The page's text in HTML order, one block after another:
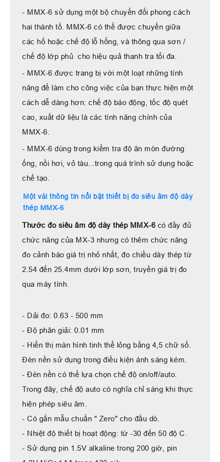
- MMX-6 sử dụng một bộ chuyển đổi phong cách
hai thành tố. MMX-6 có thể được chuyển giữa
các hố hoặc chế độ lỗ hổng, và thông qua sơn /
chế độ lớp phủ cho hiệu quả thanh tra tối đa.
- MMX-6 được trang bị với một loạt những tính
năng để làm cho công việc của bạn thực hiện một
cách dễ dàng hơn: chế độ báo động, tốc độ quét
cao, xuất dữ liệu là các tính năng chính của
MMX-6.
- MMX-6 dùng trong kiểm tra độ ăn mòn đường
ống, nồi hơi, vỏ tàu...trong quá trình sử dụng hoặc
chế tạo.
Một vài thông tin nổi bật thiết bị đo siêu âm độ dày
thép MMX-6
Thước đo siêu âm độ dày thép MMX-6có đầy đủ
chức năng của MX-3 nhưng có thêm chức năng
đo cảnh báo giá trị nhỏ nhất, đo chiều dày thép từ
2.54 đến 25.4mm dưới lớp sơn, truyền giá trị đo
qua máy tính.
- Dải đo: 0.63 - 500 mm
- Độ phân giải: 0.01 mm
- Hiển thị màn hình tinh thể lỏng bằng 4,5 chữ số.
Đèn nền sử dụng trong điều kiện ánh sáng kém.
- Đèn nền có thể lựa chọn chế độ on/off/auto.
Trong đây, chế độ auto có nghĩa chỉ sáng khi thực
hiện phép siêu âm.
- Có gắn mẫu chuẩn " Zero" cho đầu dò.
- Nhiệt độ thiết bị hoạt động: từ -30 đến 50 độ C.
- Sử dụng pin 1.5V alkaline trong 200 giờ, pin